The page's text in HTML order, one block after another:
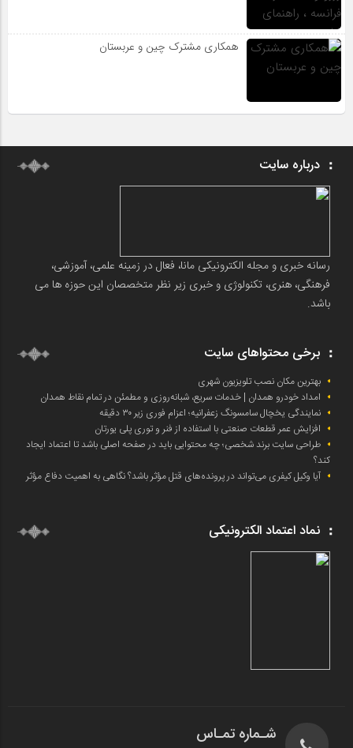
همکاری مشترک چین و عربستان
درباره سایت
رسانه خبری و مجله الکترونیکی مانا، فعال در زمینه علمی، آموزشی،
فرهنگی، هنری، تکنولوژی و خبری زیر نظر متخصصان این حوزه ها می
باشد.
برخی محتواهای سایت
بهترین مکان نصب تلویزیون شهری
امداد خودرو همدان | خدمات سریع، شبانه‌روزی و مطمئن در تمام نقاط همدان
نمایندگی یخچال سامسونگ زعفرانیه؛ اعزام فوری زیر ۳۰ دقیقه
افزایش عمر قطعات صنعتی با استفاده از فنر و توری پلی یورتان
طراحی سایت برند شخصی؛ چه محتوایی باید در صفحه اصلی باشد تا اعتماد ایجاد
کند؟
آیا وکیل کیفری می‌تواند در پرونده‌های قتل مؤثر باشد؟ نگاهی به اهمیت دفاع مؤثر
نماد اعتماد الکترونیکی
شـماره تمـاس